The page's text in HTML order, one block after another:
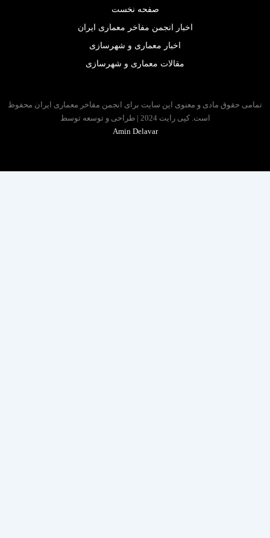
صفحه نخست
اخبار انجمن مفاخر معماری ایران
اخبار معماری و شهرسازی
مقالات معماری و شهرسازی
حقوق مادی و معنوی این سایت برای انجمن مفاخر معماری ایران محفوظ
است. کپی رایت 2024 | طراحی و توسعه توسط
Amin Delavar